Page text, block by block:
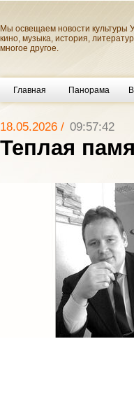
Мы освещаем новости культуры
кино, музыка, история,
многое другое.
Главная Панорама
18.05.2026 / 09:57:42
Теплая